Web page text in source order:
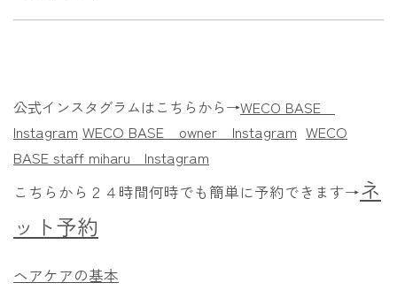
公式インスタグラムはこちらから→WECO BASE
Instagram WECO BASE owner Instagram WECO
BASE staff miharu Instagram
こちらから２４時間何時でも簡単に予約できます→ネ
ット予約
ヘアケアの基本